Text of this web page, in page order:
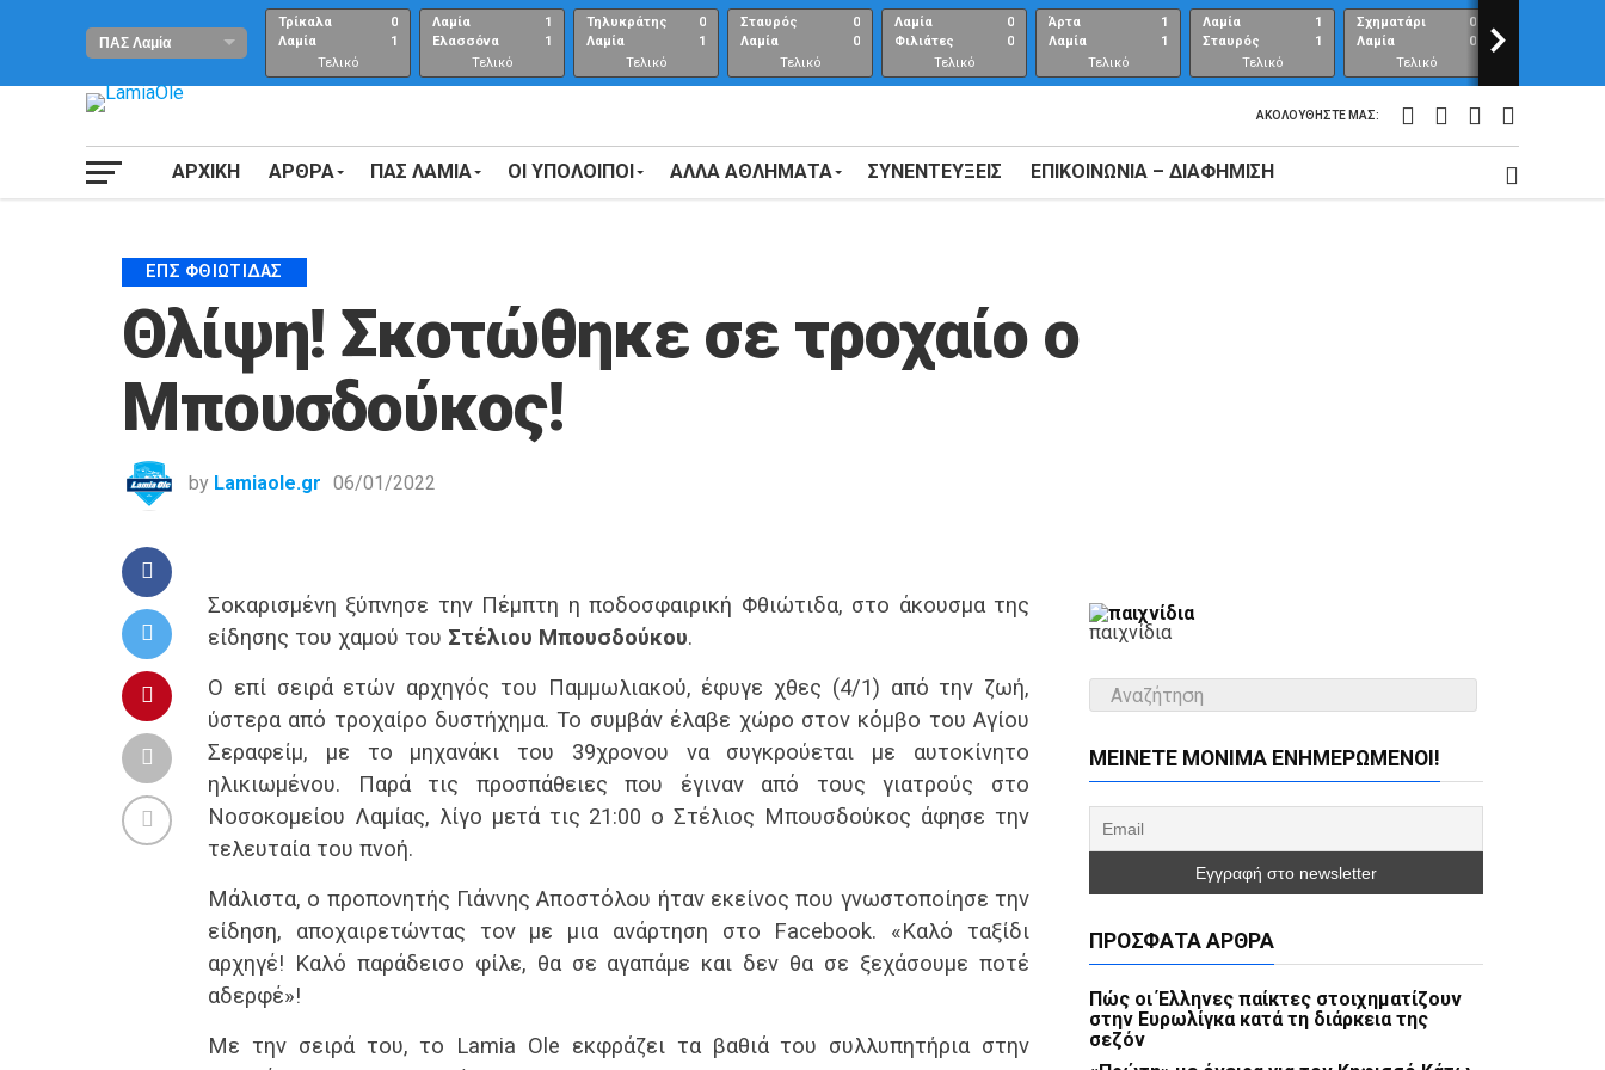
Τρίκαλα
Λαμία
0
1
Τελικό
αποτέλεσμα
Λαμία
Ελασσόνα
1
1
Τελικό
Αποτέλεσμα
Τηλυκράτης
Λαμία
0
1
Τελικό
αποτέλεσμα
Σταυρός
Λαμία
0
0
Τελικό
αποτέλεσμα
Λαμία
Φιλιάτες
0
0
Τελικό
Αποτέλεσμα
Άρτα
Λαμία
1
1
Τελικό
αποτέλεσμα
Λαμία
Σταυρός
1
1
Τελικό
αποτέλεσμα
Σχηματάρι
Λαμία
0
0
Τελικό
αποτέλεσμα
>
ΑΚΟΛΟΥΘΉΣΤΕ ΜΑΣ:
ΑΡΧΙΚΗ ΑΡΘΡΑ ΠΑΣ ΛΑΜΙΑ ΟΙ ΥΠΟΛΟΙΠΟΙ ΑΛΛΑ ΑΘΛΗΜΑΤΑ ΣΥΝΕΝΤΕΎΞΕΙΣ ΕΠΙΚΟΙΝΩΝΊΑ – ΔΙΑΦΉΜΙΣΗ
ΕΠΣ ΦΘΙΏΤΙΔΑΣ
Θλίψη! Σκοτώθηκε σε τροχαίο ο
Μπουσδούκος!
by Lamiaole.gr 06/01/2022
Σοκαρισμένη ξύπνησε την Πέμπτη η ποδοσφαιρική Φθιώτιδα, στο άκουσμα της
είδησης του χαμού του Στέλιου Μπουσδούκου.
Ο επί σειρά ετών αρχηγός του Παμμωλιακού, έφυγε χθες (4/1) από την ζωή,
ύστερα από τροχαίρο δυστήχημα. Το συμβάν έλαβε χώρο στον κόμβο του Αγίου
Σεραφείμ, με το μηχανάκι του 39χρονου να συγκρούεται με αυτοκίνητο
ηλικιωμένου. Παρά τις προσπάθειες που έγιναν από τους γιατρούς στο
Νοσοκομείου Λαμίας, λίγο μετά τις 21:00 ο Στέλιος Μπουσδούκος άφησε την
τελευταία του πνοή.
Μάλιστα, ο προπονητής Γιάννης Αποστόλου ήταν εκείνος που γνωστοποίησε την
είδηση, αποχαιρετώντας τον με μια ανάρτηση στο Facebook. «Καλό ταξίδι
αρχηγέ! Καλό παράδεισο φίλε, θα σε αγαπάμε και δεν θα σε ξεχάσουμε ποτέ
αδερφέ»!
Με την σειρά του, το Lamia Ole εκφράζει τα βαθιά του συλλυπητήρια στην
παιχνίδια
ΜΕΊΝΕΤΕ ΜΌΝΙΜΑ ΕΝΗΜΕΡΏΜΕΝΟΙ!
ΠΡΌΣΦΑΤΑ ΆΡΘΡΑ
Πώς οι Έλληνες παίκτες στοιχηματίζουν
στην Ευρωλίγκα κατά τη διάρκεια της
σεζόν